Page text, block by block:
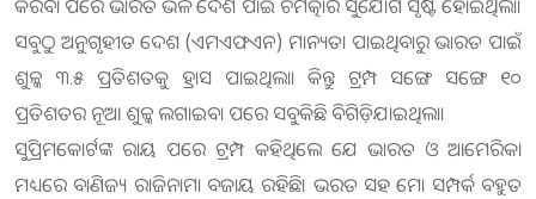
କରିବା ପରେ ଭାରତ ଭଳି ଦେଶ ପାଇଁ ଚମତ୍କାର ସୁଯୋଗ ସୃଷ୍ଟି ହୋଇଥିଲା।
ସବୁଠୁ ଅନୁଗୃହୀତ ଦେଶ (ଏମଏଫଏନ) ମାନ୍ୟତା ପାଇଥିବାରୁ ଭାରତ ପାଇଁ
ଶୁଳ୍କ ୩.୫ ପ୍ରତିଶତକୁ ହ୍ରାସ ପାଇଥିଲା। କିନ୍ତୁ ଟ୍ରମ୍ପ ସଙ୍ଗେ ସ‌ଙ୍ଗେ ୧୦
ପ୍ରତିଶତର ନୂଆ ଶୁଳ୍କ ଲଗାଇବା ପରେ ସବୁକିଛି ବିଗିଡ଼ିଯାଇଥିଲା।
ସୁପ୍ରିମକୋର୍ଟଙ୍କ ରାୟ ପରେ ଟ୍ରମ୍ପ କହିଥିଲେ ଯେ ଭାରତ ଓ ଆମେରିକା
ମଧ୍ୟରେ ବାଣିଜ୍ୟ ରାଜିନାମା ବଜାୟ ରହିଛି। ଭରତ ସହ ମୋ ସମ୍ପର୍କ ବହୁତ